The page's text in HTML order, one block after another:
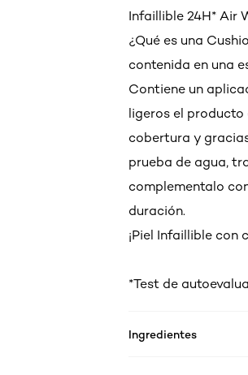
Infaillible 24H* Air
¿Qué es una
contenida en una
Contiene un
ligeros el
cobertura y
prueba de agua,
complementalo
duración.
¡Piel Infaillible con
*Test de
Ingredientes